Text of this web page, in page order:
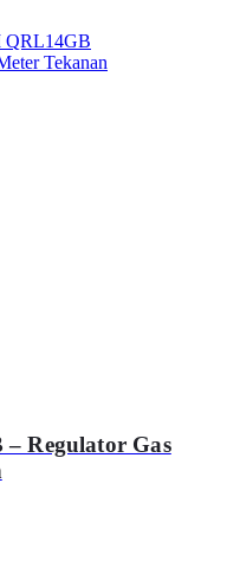
Regulator Gas